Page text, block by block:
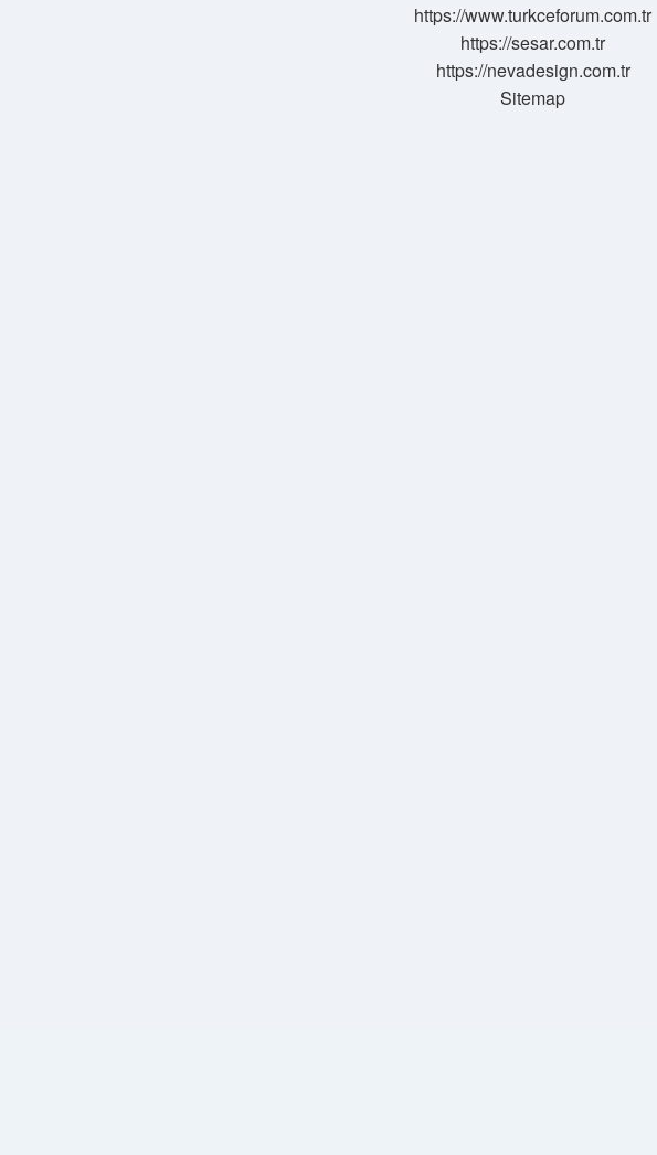
https://www.turkceforum.com.tr
https://sesar.com.tr
https://nevadesign.com.tr
Sitemap